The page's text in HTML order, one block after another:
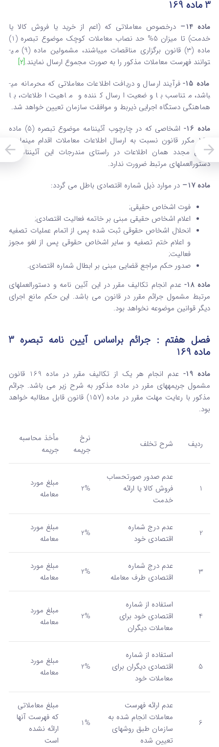
3 ماده 169
ماده 14 – درخصوص معاملاتی که (اعم از خرید یا فروش کالا یا
خدمت) تا میزان 5% حد نصاب معاملات کوچک موضوع تبصره (1)
ماده (3) قانون برگزاری مناقصات می­باشند، مشمولین ماده (9) می­
توانند فهرست معاملات مذکور را به صورت مجموع ارسال نمایند.[2]
ماده 15-
فرآیند ارسال و دریافت اطلاعات معاملاتی که محرمانه می­
باشد، متناسب با وضعیت ارسال کننده و ماهیت اطلاعات، با
هماهنگی دستگاه اجرایی ذیربط و موافقت سازمان تعیین خواهد شد.
ماده 16-
اشخاصی که در چارچوب آئین­نامه موضوع تبصره (5) ماده
169 مکرر قانون نسبت به ارسال اطلاعات معاملات اقدام می­نمایند،
ارسال مجدد همان اطلاعات در راستای مندرجات این آئین­نامه یا
دستورالعمل­های مرتبط ضرورت ندارد.
ماده 17
– در موارد ذیل شماره اقتصادی باطل می گردد:
فوت اشخاص حقیقی;
اعلام اشخاص حقیقی مبنی بر خاتمه فعالیت اقتصادی;
انحلال اشخاص حقوقی ثبت شده پس از اتمام عملیات تصفیه
و اعلام ختم تصفیه و سایر اشخاص حقوقی پس از لغو مجوز
فعالیت;
صدور حکم مراجع قضایی مبنی بر ابطال شماره اقتصادی.
ماده 18-
عدم انجام تکالیف مقرر در این آئین نامه و دستورالعمل­های
مرتبط مشمول جرائم مقرر در قانون می باشد. این حکم مانع اجرای
دیگر قوانین موضوعه نخواهد بود.
فصل هفتم : جرائم براساس آیین نامه تبصره 3
ماده 169
ماده 19-
عدم انجام هر یک از تکالیف مقرر در ماده 169 قانون
مشمول جریمه­های مقرر در ماده مذکور به شرح زیر می باشد. جرائم
مذکور با رعایت مهلت مقرر در ماده (157) قانون قابل مطالبه خواهد
بود.
ردیف شرح تخلف
نرخ
جریمه
مأخذ محاسبه
جریمه
1
عدم صدور صورتحساب
فروش کالا یا ارائه
خدمت
2%
مبلغ مورد
معامله
2
عدم درج شماره
اقتصادی خود
2%
مبلغ مورد
معامله
3
عدم درج شماره
اقتصادی طرف معامله
2%
مبلغ مورد
معامله
4
استفاده از شماره
اقتصادی خود برای
معاملات دیگران
2%
مبلغ مورد
معامله
5
استفاده از شماره
اقتصادی دیگران برای
معاملات خود
2%
مبلغ مورد
معامله
6
عدم ارائه فهرست
معاملات انجام شده به
سازمان طبق روش­های
تعیین شده
1%
مبلغ معاملاتی
که فهرست آنها
ارائه نشده
است